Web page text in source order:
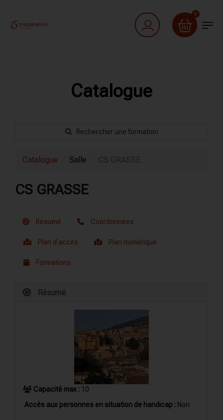
0
Catalogue
Rechercher une formation
Catalogue Salle CS GRASSE
CS GRASSE
Résumé Coordonnées
Plan d’accès Plan numérique
Formations
Résumé
Capacité max : 10
Accès aux personnes en situation de handicap : Non